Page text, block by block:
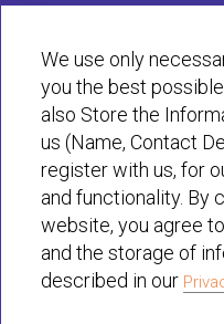
Политика
© Habit 2001-
We use only
you the best
also Store the
us (Name, Contact
register with us, for
and functionality. By
website, you agree
and the storage of
described in our